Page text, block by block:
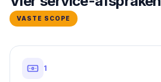
VASTE SCOPE
1